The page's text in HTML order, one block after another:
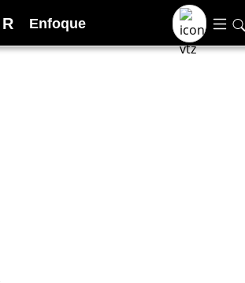
R Enfoque